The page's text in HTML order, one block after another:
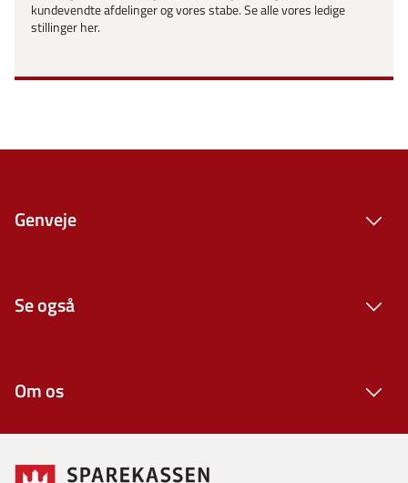
kundevendte afdelinger og vores stabe. Se alle vores ledige
stillinger her.
Genveje
Se også
Om os